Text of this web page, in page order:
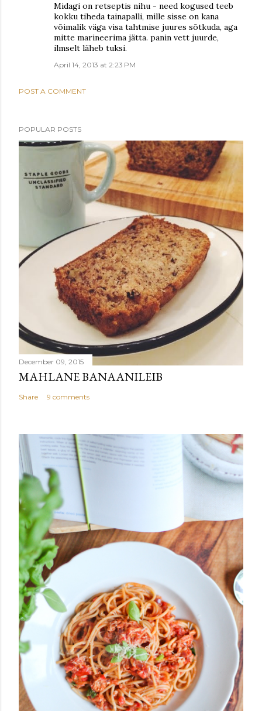
Midagi on retseptis nihu - need kogused teeb
kokku tiheda tainapalli, mille sisse on kana
võimalik väga visa tahtmise juures sõtkuda, aga
mitte marineerima jätta. panin vett juurde,
ilmselt läheb tuksi.
April 14, 2013 at 2:23 PM
POST A COMMENT
POPULAR POSTS
December 09, 2015
MAHLANE BANAANILEIB
Share 9 comments